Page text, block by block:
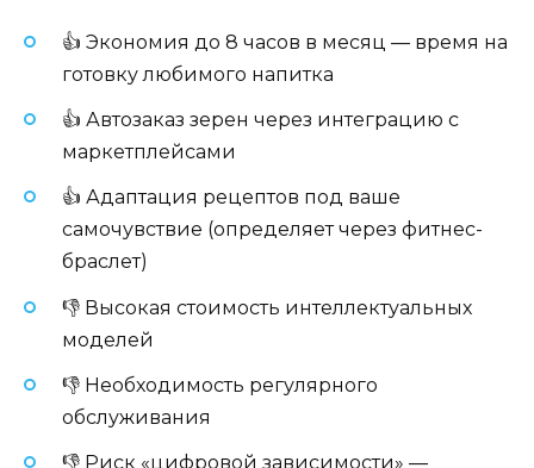
👍 Экономия до 8 часов в месяц — время на
готовку любимого напитка
👍 Автозаказ зерен через интеграцию с
маркетплейсами
👍 Адаптация рецептов под ваше
самочувствие (определяет через фитнес-
браслет)
👎 Высокая стоимость интеллектуальных
моделей
👎 Необходимость регулярного
обслуживания
👎 Риск «цифровой зависимости» —